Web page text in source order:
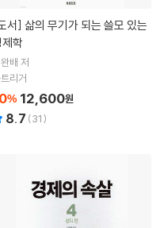
서]
학
배 저
리거
% 12,600원
8.7 (31)